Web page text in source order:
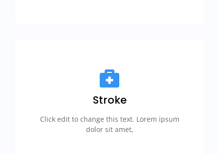
Stroke
Click edit to change this text. Lorem ipsum
dolor sit amet,